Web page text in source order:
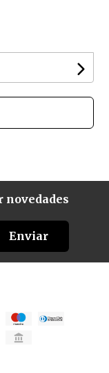
novedades
Enviar